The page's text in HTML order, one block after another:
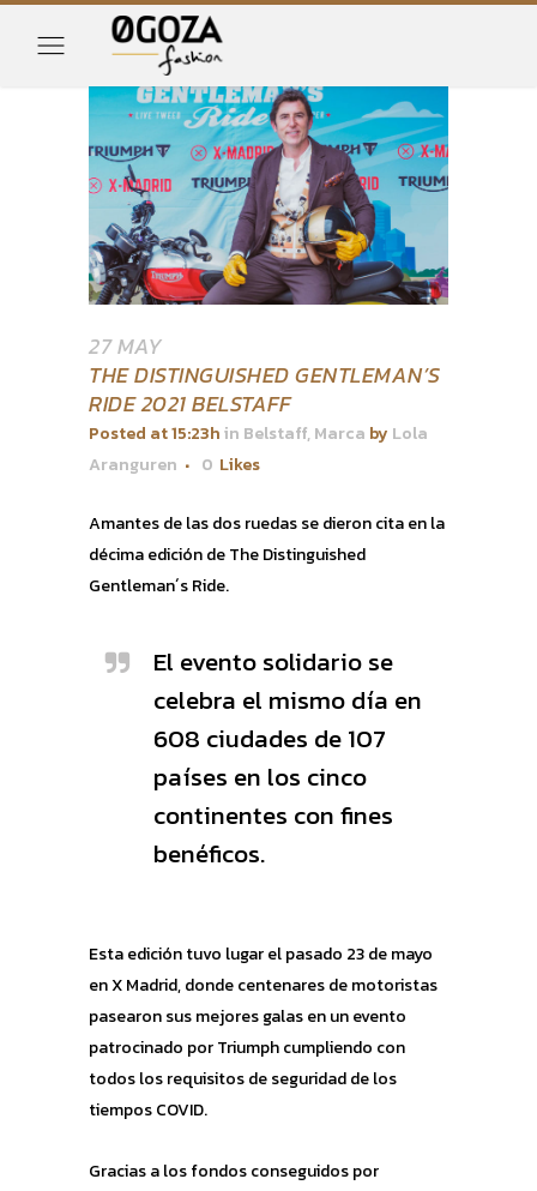
27 MAY
THE DISTINGUISHED GENTLEMAN’S
RIDE 2021 BELSTAFF
Posted at 15:23hin Belstaff,Marca by Lola
Aranguren
0 Likes
Amantes de las dos ruedas se dieron cita en la
décima edición de The Distinguished
Gentleman´s Ride.
El evento solidario se
celebra el mismo día en
608 ciudades de 107
países en los cinco
continentes con fines
benéficos.
Esta edición tuvo lugar el pasado 23 de mayo
en X Madrid, donde centenares de motoristas
pasearon sus mejores galas en un evento
patrocinado por Triumphcumpliendo con
todos los requisitos de seguridad de los
tiempos COVID.
Gracias a los fondos conseguidos por